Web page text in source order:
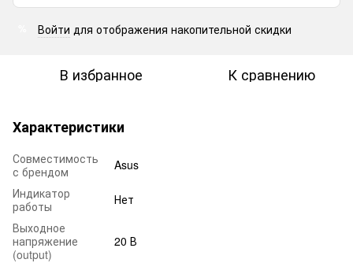
Войти для отображения накопительной скидки
В избранное К сравнению
Характеристики
Совместимость
с брендом
Asus
Индикатор
работы
Нет
Выходное
напряжение
(output)
20 В